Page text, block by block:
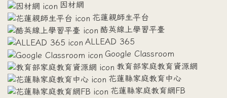
因材網
花蓮親師生平台
酷英線上學習平臺
ALLEAD 365
Google Classroom
教育部家庭教育資源網
花蓮縣家庭教育中心
花蓮縣家庭教育網FB